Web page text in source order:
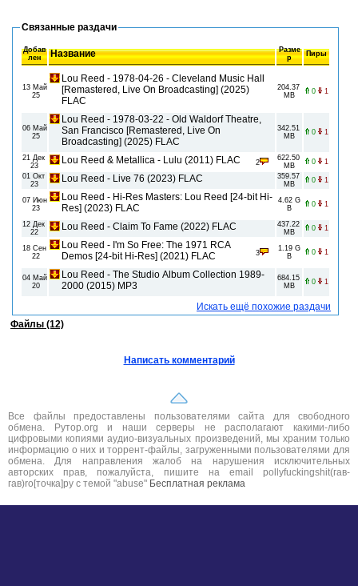
Связанные раздачи
Добав
лен
Название
Разме
р
Пиры
13 Май
25
Lou Reed - 1978-04-26 - Cleveland Music Hall
[Remastered, Live On Broadcasting] (2025)
FLAC
204.37
MB
0 1
06 Май
25
Lou Reed - 1978-03-22 - Old Waldorf Theatre,
San Francisco [Remastered, Live On
Broadcasting] (2025) FLAC
342.51
MB
0 1
21 Дек
23
Lou Reed & Metallica - Lulu (2011) FLAC 2
622.50
MB
0
1
01 Окт
23
Lou Reed - Live 76 (2023) FLAC
359.57
MB
0 1
07 Июн
23
Lou Reed - Hi-Res Masters: Lou Reed [24-bit Hi-
Res] (2023) FLAC
4.62 G
B
0 1
12 Дек
22
Lou Reed - Claim To Fame (2022) FLAC
437.22
MB
0 1
18 Сен
22
Lou Reed - I'm So Free: The 1971 RCA
Demos [24-bit Hi-Res] (2021) FLAC
3
1.19 G
B
0 1
04 Май
20
Lou Reed - The Studio Album Collection 1989-
2000 (2015) MP3
684.15
MB
0 1
Искать ещё похожие раздачи
Файлы (12)
Написать комментарий
Все файлы предоставлены пользователями сайта для свободного
обмена. Рутор.org и наши серверы не располагают какими-либо
цифровыми копиями аудио-визуальных произведений, мы храним только
информацию о них и торрент-файлы, загруженными пользователями для
обмена. Для направления жалоб на нарушения исключительных
авторских прав, пожалуйста, пишите на email pollyfuckingshit(гав-
гав)ro[точка]ру с темой "abuse" Бесплатная реклама